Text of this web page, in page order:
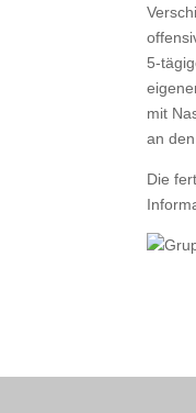
5-
mit
an den
Die